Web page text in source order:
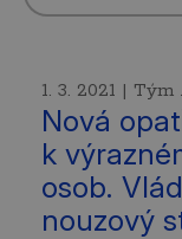
1. 3. 2021 | Tým
Nová
k
osob.
nouzový